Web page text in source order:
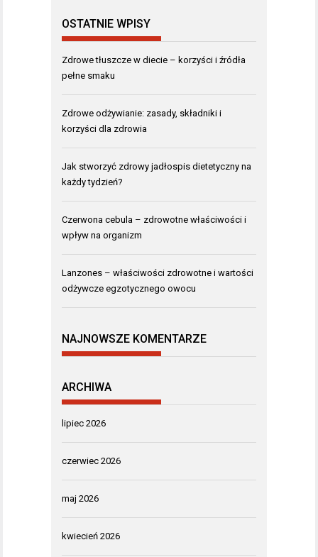
OSTATNIE WPISY
Zdrowe tłuszcze w diecie – korzyści i źródła
pełne smaku
Zdrowe odżywianie: zasady, składniki i
korzyści dla zdrowia
Jak stworzyć zdrowy jadłospis dietetyczny na
każdy tydzień?
Czerwona cebula – zdrowotne właściwości i
wpływ na organizm
Lanzones – właściwości zdrowotne i wartości
odżywcze egzotycznego owocu
NAJNOWSZE KOMENTARZE
ARCHIWA
lipiec 2026
czerwiec 2026
maj 2026
kwiecień 2026